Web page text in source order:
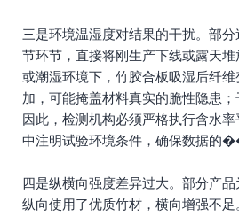
三是环境温湿度对结果的干扰。部
节环节，直接将刚生产下线或露天
或潮湿环境下，竹胶合板吸湿后纤
加，可能掩盖材料真实的脆性隐患；
因此，检测机构必须严格执行含水
中注明试验环境条件，确保数据的
四是纵横向强度差异过大。部分产
纵向使用了优质竹材，横向增强不